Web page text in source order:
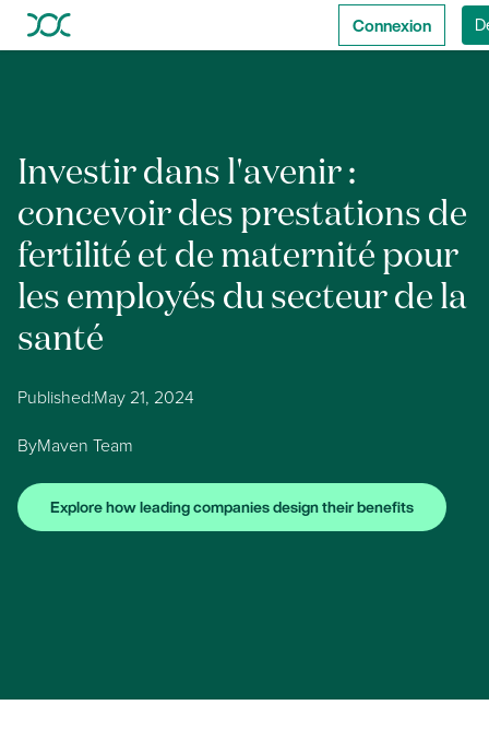
Connexion
Investir dans l'avenir :
concevoir des prestations de
fertilité et de maternité pour
les employés du secteur de la
santé
Published:May 21, 2024
ByMaven Team
Explore how leading companies design their benefits